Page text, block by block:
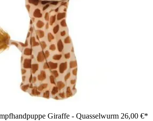
Giraffe - Quasselwurm 26,00 €*